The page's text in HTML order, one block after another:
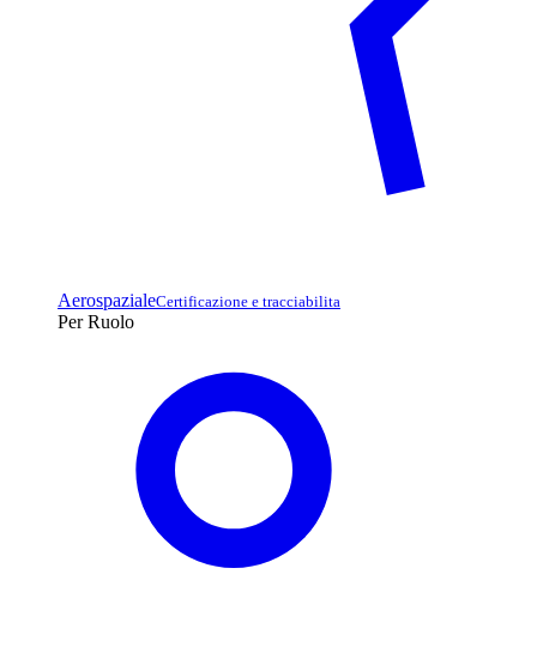
AerospazialeCertificazione e tracciabilita
Per Ruolo